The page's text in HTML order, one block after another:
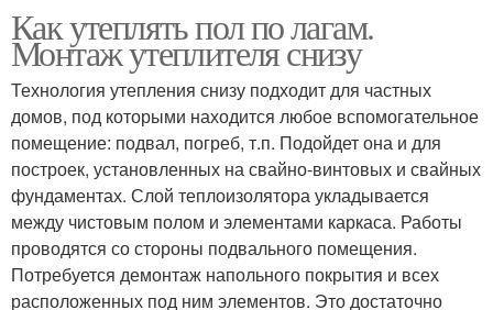
Как утеплять пол по лагам.
Монтаж утеплителя снизу
Технология утепления снизу подходит для частных
домов, под которыми находится любое вспомогательное
помещение: подвал, погреб, т.п. Подойдет она и для
построек, установленных на свайно-винтовых и свайных
фундаментах. Слой теплоизолятора укладывается
между чистовым полом и элементами каркаса. Работы
проводятся со стороны подвального помещения.
Потребуется демонтаж напольного покрытия и всех
расположенных под ним элементов. Это достаточно